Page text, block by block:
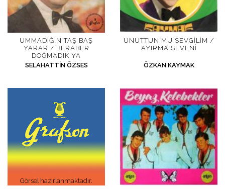
UMMADIĞIN TAŞ BAŞ
YARAR / BERABER
DOĞMADIK YA
SELAHATTIN ÖZSES
UNUTTUN MU SEVGILIM /
AYIRMA SEVENI
ÖZKAN KAYMAK
Görsel hazırlanmaktadır.